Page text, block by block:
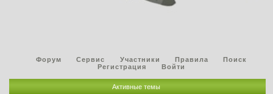
Форум Сервис Участники Правила
Поиск
Регистрация
Войти
Активные темы